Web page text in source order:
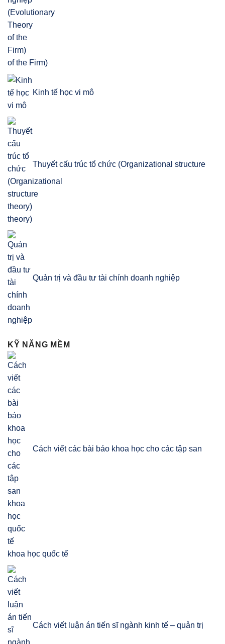
of the Firm)
Kinh tế học vi mô
Thuyết cấu trúc tổ chức (Organizational structure
theory)
Quản trị và đầu tư tài chính doanh nghiệp
KỸ NĂNG MỀM
Cách viết các bài báo khoa học cho các tập san
khoa học quốc tế
Cách viết luận án tiến sĩ ngành kinh tế – quản trị